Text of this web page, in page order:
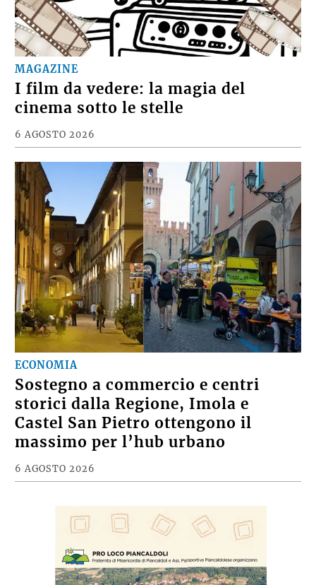
MAGAZINE
I film da vedere: la magia del
cinema sotto le stelle
6 AGOSTO 2026
ECONOMIA
Sostegno a commercio e centri
storici dalla Regione, Imola e
Castel San Pietro ottengono il
massimo per l’hub urbano
6 AGOSTO 2026